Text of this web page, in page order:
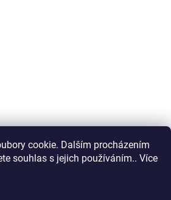
cookie. Dalším procházením
souhlas s jejich používáním.. Více
HLEDAT